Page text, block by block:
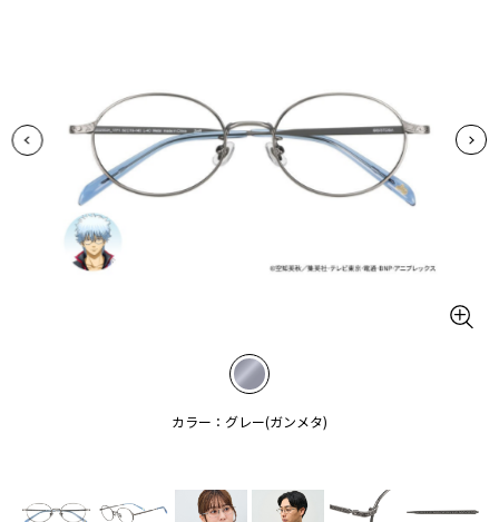
カラー：グレー(ガンメタ)